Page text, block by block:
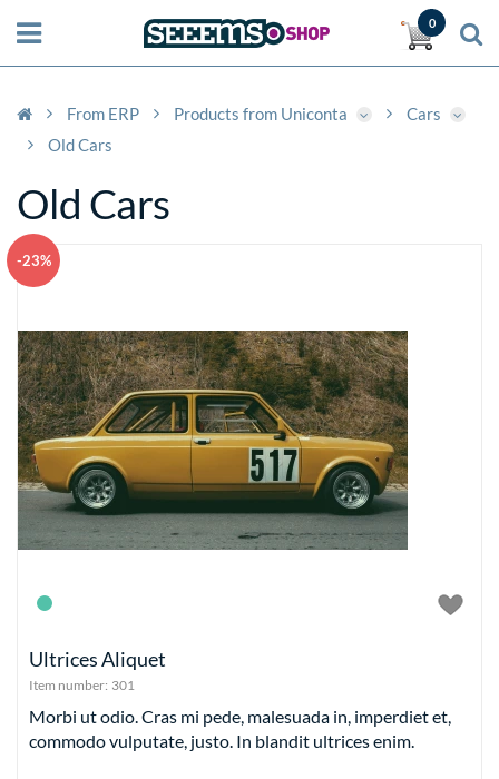
0
From ERP Products from Uniconta
Cars
Old Cars
Old Cars
-23%
Ultrices Aliquet
Item number: 301
Morbi ut odio. Cras mi pede, malesuada in, imperdiet et,
commodo vulputate, justo. In blandit ultrices enim.